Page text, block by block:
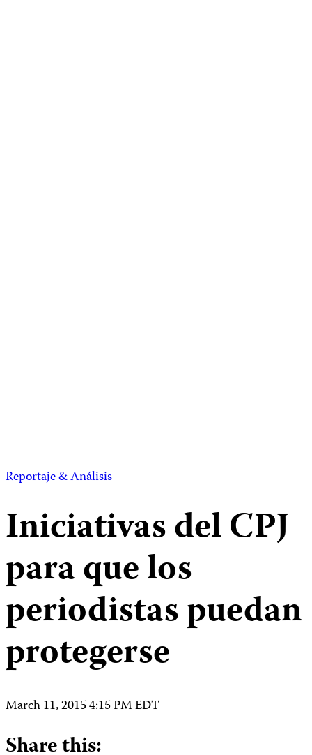
Reportaje & Análisis
Iniciativas del CPJ
para que los
periodistas puedan
protegerse
March 11, 2015 4:15 PM EDT
Share this: